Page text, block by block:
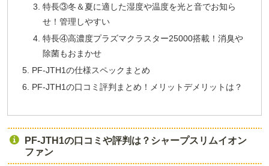
特長③冬＆夏に適した湿度や温度を光と音でお知ら
せ！管理しやすい
特長④高濃度プラズマクラスター25000搭載！消臭や
除菌もおまかせ
PF-JTH1の仕様スペックまとめ
PF-JTH1の口コミ評判まとめ！メリットデメリットは？
PF-JTH1の口コミや評判は？シャープスリムイオン
ファン